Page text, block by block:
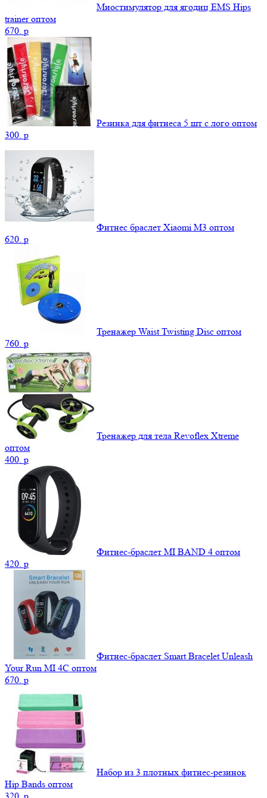
Миостимулятор для ягодиц EMS Hips
trainer оптом
670. p
Резинка для фитнеса 5 шт c лого оптом
300. p
Фитнес браслет Xiaomi М3 оптом
620. p
Тренажер Waist Twisting Disc оптом
760. p
Тренажер для тела Revoflex Xtreme
оптом
400. p
Фитнес-браслет MI BAND 4 оптом
420. p
Фитнес-браслет Smart Bracelet Unleash
Your Run MI 4C оптом
670. p
Набор из 3 плотных фитнес-резинок
Hip Bands оптом
320. p